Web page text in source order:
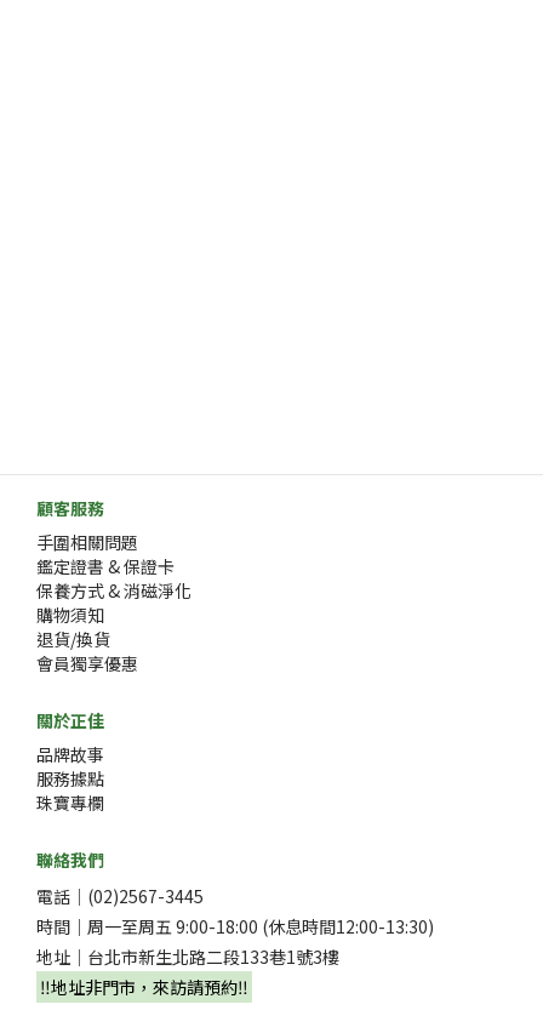
顧客服務
手圍相關問題
鑑定證書 & 保證卡
保養方式 & 消磁淨化
購物須知
退貨/換貨
會員獨享優惠
關於正佳
品牌故事
服務據點
珠寶專欄
聯絡我們
電話｜(02)2567-3445
時間｜周一至周五 9:00-18:00 (休息時間12:00-13:30)
地址｜台北市新生北路二段133巷1號3樓
‼️地址非門市，來訪請預約‼️